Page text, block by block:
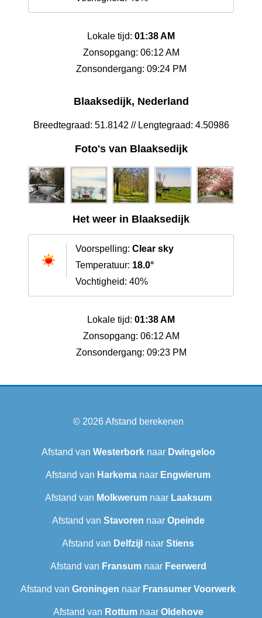
Lokale tijd: 01:38 AM
Zonsopgang: 06:12 AM
Zonsondergang: 09:24 PM
Blaaksedijk, Nederland
Breedtegraad: 51.8142 // Lengtegraad: 4.50986
Foto's van Blaaksedijk
Het weer in Blaaksedijk
Voorspelling: Clear sky
Temperatuur: 18.0°
Vochtigheid: 40%
Lokale tijd: 01:38 AM
Zonsopgang: 06:12 AM
Zonsondergang: 09:23 PM
© 2026Afstand berekenen
Afstand van Westerborknaar Dwingeloo
Afstand van Harkema naar Engwierum
Afstand van Molkwerumnaar Laaksum
Afstand van Stavoren naar Opeinde
Afstand van Delfzijl naar Stiens
Afstand van Fransumnaar Feerwerd
Afstand van Groningen naar Fransumer Voorwerk
Afstand van Rottumnaar Oldehove